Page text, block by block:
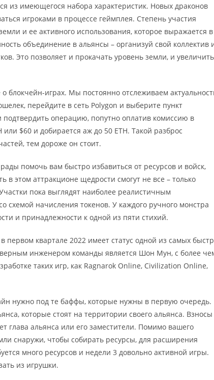
из имеющегося набора характеристик. Новых драконов
игроками в процессе геймплея. Степень участия
и ее активного использования, которое выражается в
объединение в альянсы – организуй свой коллектив
Это позволяет и прокачать уровень земли, и увеличить
блокчейн-играх. Мы постоянно отслеживаем
перейдите в сеть Polygon и выберите пункт
подтвердить операцию, попутно оплатив комиссию в
$60 и добирается аж до 50 ETH. Такой разброс
тем дороже он стоит.
помочь вам быстро избавиться от ресурсов и войск,
в этом аттракционе щедрости смогут не все – только
пока выглядят наиболее реалистичным
схемой начисления токенов. У каждого ручного монстра
и принадлежности к одной из пяти стихий.
первом квартале 2022 имеет статус одной из самых
инженером команды является Шон Мун, с более
таких игр, как Ragnarok Online, Civilization Online,
нужно под те баффы, которые нужны в первую очередь.
которые стоят на территории своего альянса. Взносы
глава альянса или его заместители. Помимо вашего
снаружи, чтобы собирать ресурсы, для расширения
много ресурсов и недели 3 довольно активной игры.
из игрушки.